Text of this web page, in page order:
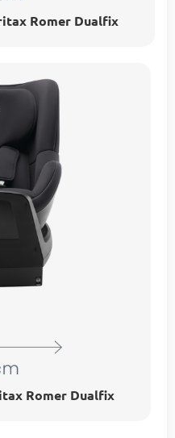
Romer Dualfix
Romer Dualfix